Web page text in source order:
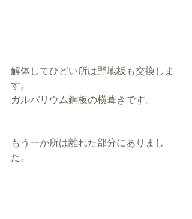
解体してひどい所は野地板も交換しま
す。
ガルバリウム鋼板の横葺きです。
もう一か所は離れた部分にありまし
た。